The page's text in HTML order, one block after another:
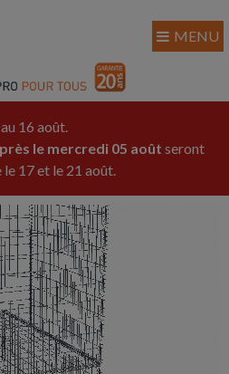
16 août.
le mercredi 05 août seront
17 et le 21 août.
MENU